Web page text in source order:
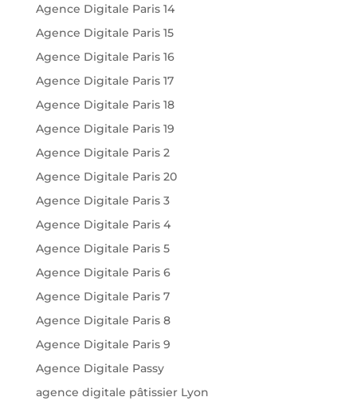
Agence Digitale Paris 14
Agence Digitale Paris 15
Agence Digitale Paris 16
Agence Digitale Paris 17
Agence Digitale Paris 18
Agence Digitale Paris 19
Agence Digitale Paris 2
Agence Digitale Paris 20
Agence Digitale Paris 3
Agence Digitale Paris 4
Agence Digitale Paris 5
Agence Digitale Paris 6
Agence Digitale Paris 7
Agence Digitale Paris 8
Agence Digitale Paris 9
Agence Digitale Passy
agence digitale pâtissier Lyon